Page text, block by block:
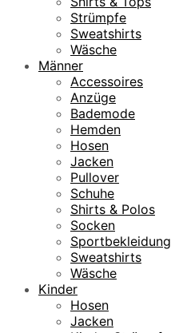
Strümpfe
Sweatshirts
Wäsche
Männer
Accessoires
Anzüge
Bademode
Hemden
Hosen
Jacken
Pullover
Schuhe
Shirts & Polos
Socken
Sportbekleidung
Sweatshirts
Wäsche
Kinder
Hosen
Jacken